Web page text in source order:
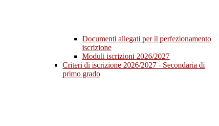
Documenti allegati per il perfezionamento
iscrizione
Moduli iscrizioni 2026/2027
Criteri di iscrizione 2026/2027 - Secondaria di
primo grado